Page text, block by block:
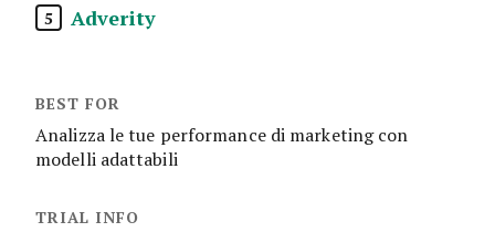
5 Adverity
Analizza le tue performance di marketing con
modelli adattabili